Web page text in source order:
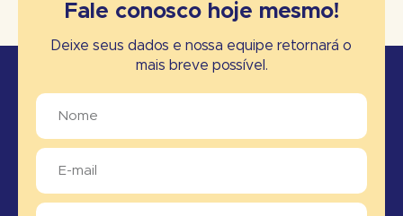
Fale conosco hoje mesmo!
Deixe seus dados e nossa equipe retornará o
mais breve possível.